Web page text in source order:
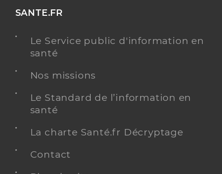
SANTE.FR
Le Service public d'information en
santé
Nos missions
Le Standard de l’information en
santé
La charte Santé.fr Décryptage
Contact